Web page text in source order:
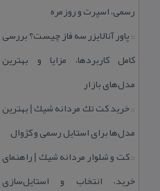
رسمی، اسپرت و روزمره
:: پاور آنالایزر سه فاز چیست؟ بررسی
كامل كاربردها، مزایا و بهترین
مدل‌های بازار
::خرید كت تك مردانه شیك | بهترین
مدل‌ها برای استایل رسمی و كژوال
::كت و شلوار مردانه شیك | راهنمای
خرید، انتخاب و استایل‌سازی